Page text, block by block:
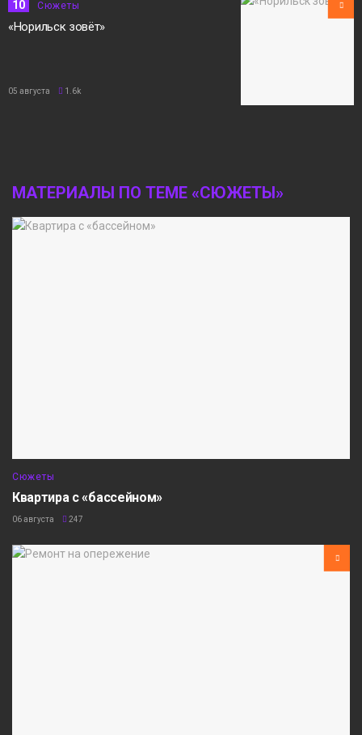
10 Сюжеты
«Норильск зовёт»
05 августа 1.6k
МАТЕРИАЛЫ ПО ТЕМЕ «СЮЖЕТЫ»
Сюжеты
Квартира с «бассейном»
06 августа 247